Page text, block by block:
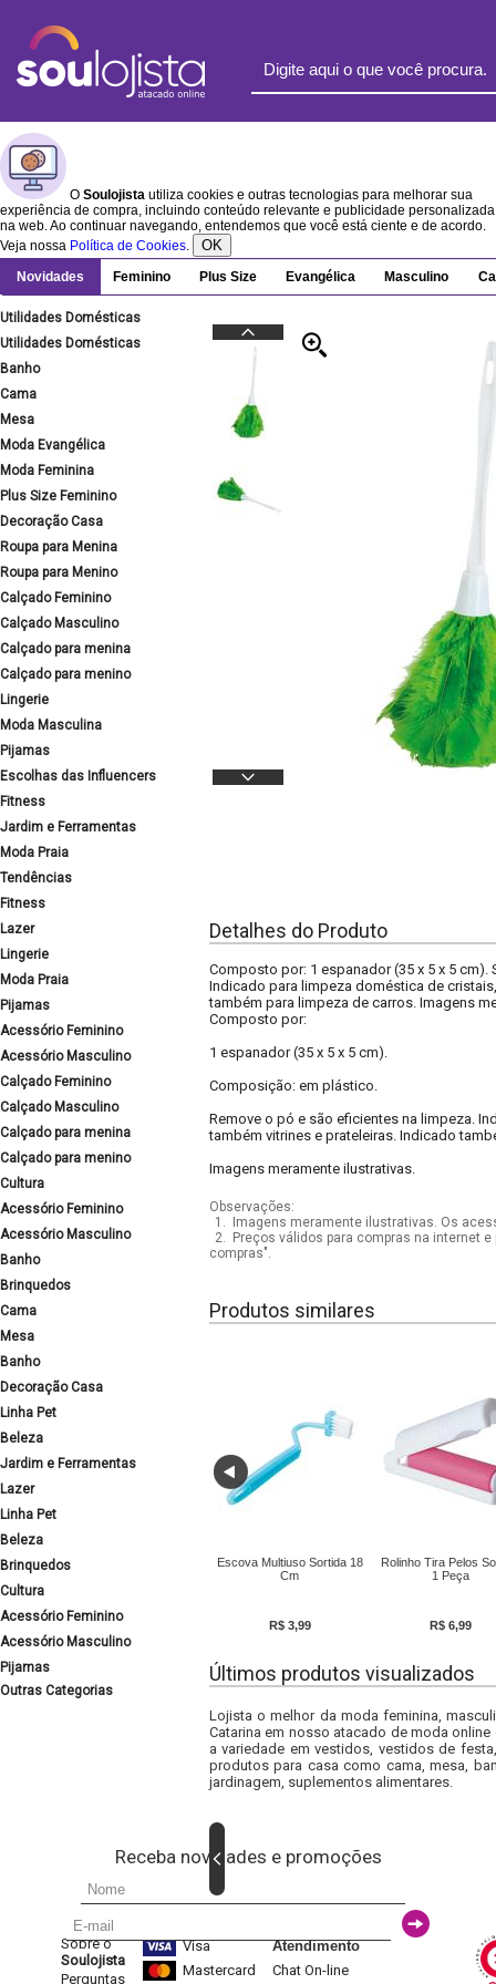
O Soulojista utiliza cookies e outras tecnologias para melhorar sua
experiência de compra, incluindo conteúdo relevante e publicidade personalizada
na web. Ao continuar navegando, entendemos que você está ciente e de acordo.
Veja nossa Política de Cookies. OK
Novidades Feminino Plus Size Evangélica Masculino
Utilidades Domésticas
Utilidades Domésticas
Banho
Cama
Mesa
Moda Evangélica
Moda Feminina
Plus Size Feminino
Decoração Casa
Roupa para Menina
Roupa para Menino
Calçado Feminino
Calçado Masculino
Calçado para menina
Calçado para menino
Lingerie
Moda Masculina
Pijamas
Escolhas das Influencers
Fitness
Jardim e Ferramentas
Moda Praia
Tendências
Fitness
Lazer
Lingerie
Moda Praia
Pijamas
Acessório Feminino
Acessório Masculino
Calçado Feminino
Calçado Masculino
Calçado para menina
Calçado para menino
Cultura
Acessório Feminino
Acessório Masculino
Banho
Brinquedos
Cama
Mesa
Banho
Decoração Casa
Linha Pet
Beleza
Jardim e Ferramentas
Lazer
Linha Pet
Beleza
Brinquedos
Cultura
Acessório Feminino
Acessório Masculino
Pijamas
Outras Categorias
Detalhes do Produto
Composto por: 1 espanador (35 x 5 x 5
Indicado para limpeza doméstica de
também para limpeza de carros. Imagens
Composto por:
1 espanador (35 x 5 x 5 cm).
Composição: em plástico.
Remove o pó e são eficientes na limpeza.
também vitrines e prateleiras. Indicado
Imagens meramente ilustrativas.
Observações:
1.
Imagens meramente ilustrativas. Os
2.
Preços válidos para compras na internet
compras".
Produtos similares
Escova Multiuso Sortida 18
Cm
R$ 3,99
Rolinho Tira Pelos
1 Peça
R$ 6,99
Últimos produtos visualizados
Lojista o melhor da moda feminina,
Catarina em nosso atacado de moda
a variedade em vestidos, vestidos de
produtos para casa como cama, mesa,
jardinagem, suplementos alimentares.
Receba novidades e promoções
Sobre o
Soulojista
Perguntas
Visa
Mastercard
Atendimento
Chat On-line